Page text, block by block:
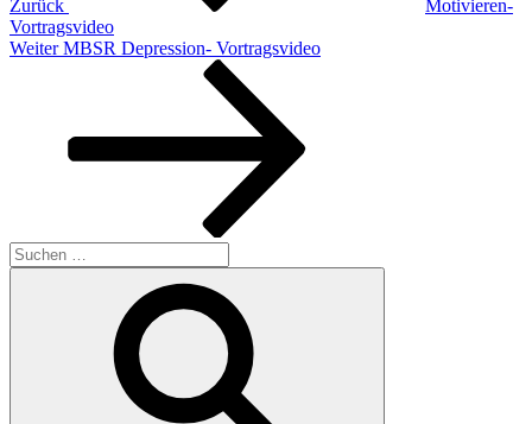
Zurück
Motivieren-
Vortragsvideo
Nächster
Weiter MBSR Depression- Vortragsvideo
Suchen
nach: